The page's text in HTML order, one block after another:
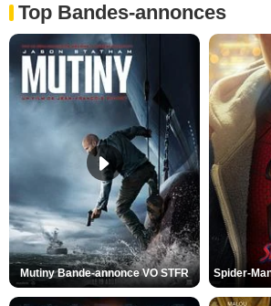
Top Bandes-annonces
Mutiny Bande-annonce VO STFR